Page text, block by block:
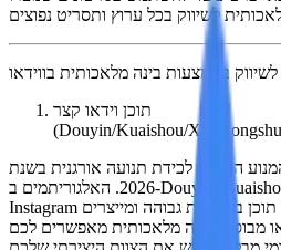
באמצעות בינה מלאכותית בווידאו
תוכן וידאו קצר
(Douyin/Kuaishou/
המרכזי לכידת תנועה אורגנית בשנת
2026. האלגוריתמים ב-Douyin, Kuaishou, Xiaohongshu, TikTok ו-
Instagram מעדיפים חשבונות שמפרסמים תוכן בתדירות גבוהה ומייצרים
מבוססי בינה מלאכותית מאפשרים לכם